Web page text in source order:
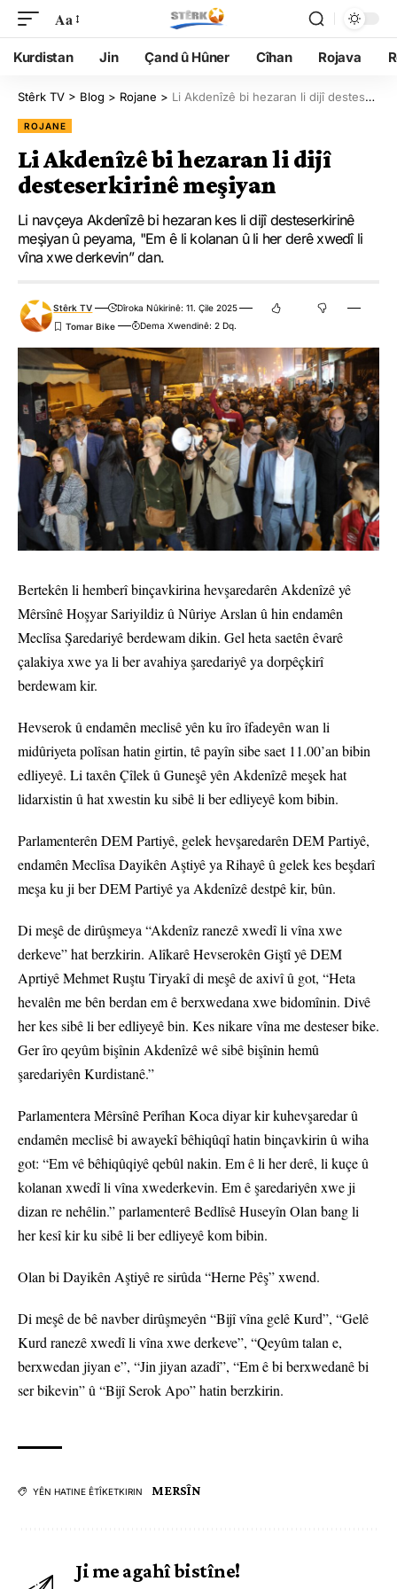
Aa
Kurdistan Jin Çand û Hûner Cîhan Rojava
Stêrk TV > Blog > Rojane > Li Akdenîzê bi hezaran li dijî desteserkirinê meşiyan
ROJANE
Li Akdenîzê bi hezaran li dijî
desteserkirinê meşiyan
Li navçeya Akdenîzê bi hezaran kes li dijî desteserkirinê
meşiyan û peyama, "Em ê li kolanan û li her derê xwedî li
vîna xwe derkevin” dan.
Stêrk TV
Dîroka Nûkirinê: 11. Çile 2025
Dema Xwendinê: 2 Dq.
Bertekên li hemberî binçavkirina hevşaredarên Akdenîzê yê
Mêrsînê Hoşyar Sariyildiz û Nûriye Arslan û hin endamên
Meclîsa Şaredariyê berdewam dikin. Gel heta saetên êvarê
çalakiya xwe ya li ber avahiya şaredariyê ya dorpêçkirî
berdewam kir.
Hevserok û endamên meclisê yên ku îro îfadeyên wan li
midûriyeta polîsan hatin girtin, tê payîn sibe saet 11.00’an bibin
edliyeyê. Li taxên Çîlek û Guneşê yên Akdenîzê meşek hat
lidarxistin û hat xwestin ku sibê li ber edliyeyê kom bibin.
Parlamenterên DEM Partiyê, gelek hevşaredarên DEM Partiyê,
endamên Meclîsa Dayikên Aştiyê ya Rihayê û gelek kes beşdarî
meşa ku ji ber DEM Partiyê ya Akdenîzê destpê kir, bûn.
Di meşê de dirûşmeya “Akdenîz ranezê xwedî li vîna xwe
derkeve” hat berzkirin. Alîkarê Hevserokên Giştî yê DEM
Aprtiyê Mehmet Ruştu Tiryakî di meşê de axivî û got, “Heta
hevalên me bên berdan em ê berxwedana xwe bidomînin. Divê
her kes sibê li ber edliyeyê bin. Kes nikare vîna me desteser bike.
Ger îro qeyûm bişînin Akdenîzê wê sibê bişînin hemû
şaredariyên Kurdistanê.”
Parlamentera Mêrsînê Perîhan Koca diyar kir kuhevşaredar û
endamên meclisê bi awayekî bêhiqûqî hatin binçavkirin û wiha
got: “Em vê bêhiqûqiyê qebûl nakin. Em ê li her derê, li kuçe û
kolanan xwedî li vîna xwederkevin. Em ê şaredariyên xwe ji
dizan re nehêlin.” parlamenterê Bedlîsê Huseyîn Olan bang li
her kesî kir ku sibê li ber edliyeyê kom bibin.
Olan bi Dayikên Aştiyê re sirûda “Herne Pêş” xwend.
Di meşê de bê navber dirûşmeyên “Bijî vîna gelê Kurd”, “Gelê
Kurd ranezê xwedî li vîna xwe derkeve”, “Qeyûm talan e,
berxwedan jiyan e”, “Jin jiyan azadî”, “Em ê bi berxwedanê bi
ser bikevin” û “Bijî Serok Apo” hatin berzkirin.
YÊN HATINE ÊTÎKETKIRIN MERSÎN
Ji me agahî bistîne!